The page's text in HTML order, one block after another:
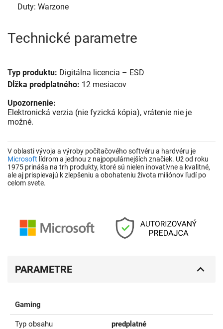
Duty: Warzone
Technické parametre
Typ produktu: Digitálna licencia – ESD
Dĺžka predplatného: 12 mesiacov
Upozornenie:
Elektronická verzia (nie fyzická kópia), vrátenie nie je
možné.
V oblasti vývoja a výroby počítačového softvéru a hardvéru je
Microsoft lídrom a jednou z najpopulárnejších značiek. Už od roku
1975 prináša na trh produkty, ktoré sú nielen inovatívne a kvalitné,
ale aj prispievajú k zlepšeniu a obohateniu života miliónov ľudí po
celom svete.
PARAMETRE
Gaming
Typ obsahu predplatné